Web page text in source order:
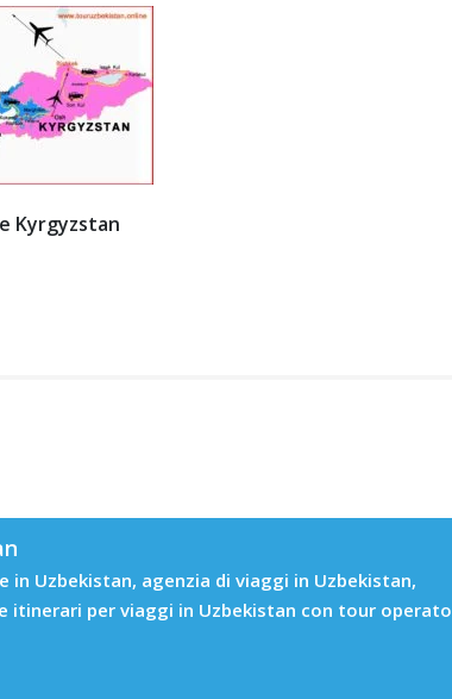
Kyrgyzstan
in Uzbekistan, agenzia di viaggi in Uzbekistan,
itinerari per viaggi in Uzbekistan con tour